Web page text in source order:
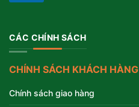
CÁC CHÍNH SÁCH
CHÍNH SÁCH KHÁCH HÀNG
Chính sách giao hàng